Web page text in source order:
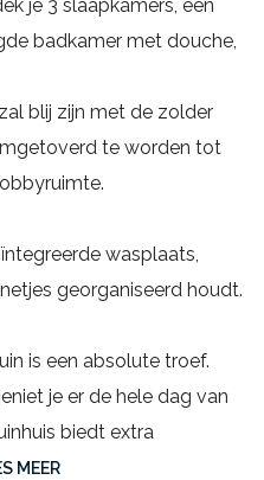
je 3 slaapkamers, een
badkamer met douche,
blij zijn met de zolder
te worden tot
wasplaats,
georganiseerd houdt.
is een absolute troef.
je er de hele dag van
biedt extra
MEER